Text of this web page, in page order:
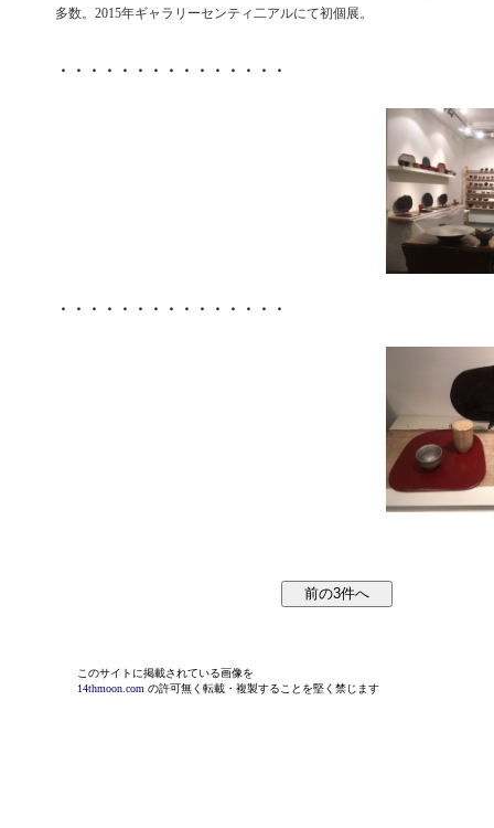
多数。2015年ギャラリーセンティ二アルにて初個展。
・・・・・・・・・・・・・・・
・・・・・・・・・・・・・・・
このサイトに掲載されている画像を
14thmoon.com の許可無く転載・複製することを堅く禁じます